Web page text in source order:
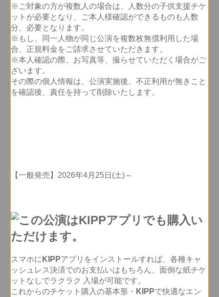
※ご対象の方が複数人の場合は、人数分の子供支援チケ
ットが必要となり、ご本人様確認ができるものも人数
分、必要となります。
※もし、同一人物が同じ公演を複数枚無償利用した場
合、正規料金をご請求させていただきます。
※本人確認の際、お写真等、撮らせていただく場合がご
ざいます。
その際の個人情報は、公演実施後、不正利用が無きこと
を確認後、責任を持って削除いたします。
【一般発売】2026年4月25日(土)～
スマホに KIPPアプリをインストールすれば、各種キャ
ッシュレス決済でのお支払いはもちろん、面倒な紙チケ
ットなしでラクラク 入場が可能です。
これからのチケット購入の基本形・ KIPPで快適なエン